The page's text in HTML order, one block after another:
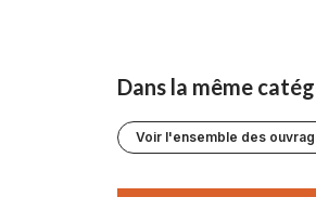
Dans la même
Voir l'ensemble des